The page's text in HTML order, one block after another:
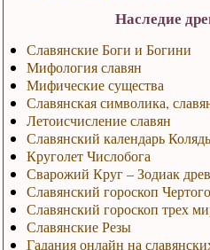
Наследие
Славянские Боги и Богини
Мифология славян
Мифические существа
Славянская символика,
Летоисчисление славян
Славянский календарь
Круголет Числобога
Сварожий Круг – Зодиак
Славянский гороскоп
Славянский гороскоп трех
Славянские Резы
Гадания онлайн на